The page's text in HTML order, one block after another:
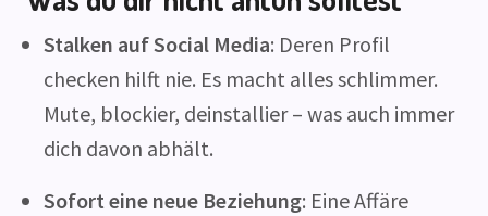
Stalken auf Social Media: Deren Profil
checken hilft nie. Es macht alles schlimmer.
Mute, blockier, deinstallier – was auch immer
dich davon abhält.
Sofort eine neue Beziehung: Eine Affäre